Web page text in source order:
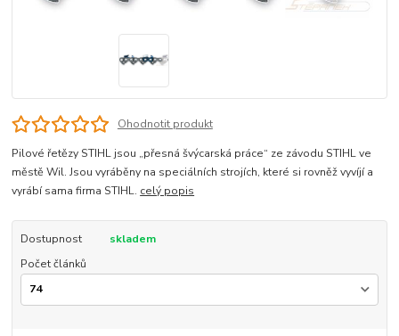
Ohodnotit produkt
Pilové řetězy STIHL jsou „přesná švýcarská práce“ ze závodu STIHL ve
městě Wil. Jsou vyráběny na speciálních strojích, které si rovněž vyvíjí a
vyrábí sama firma STIHL. celý popis
Dostupnost
skladem
Počet článků